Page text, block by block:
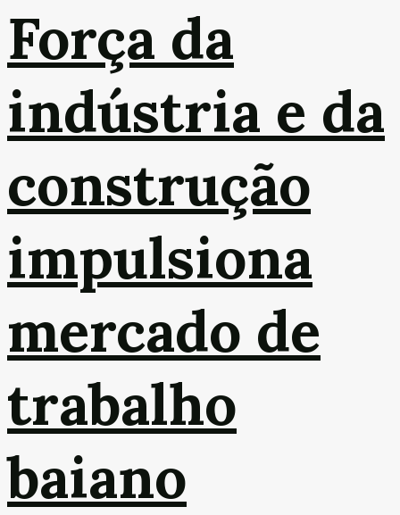
Força da
indústria e da
construção
impulsiona
mercado de
trabalho
baiano